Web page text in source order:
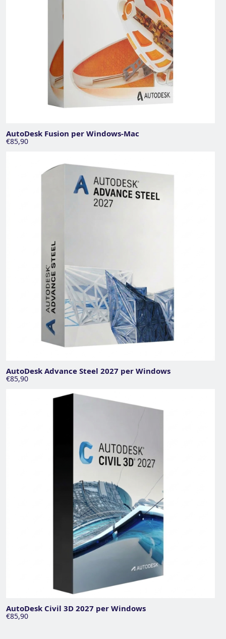
AutoDesk Fusion per Windows-Mac
€85,90
AutoDesk Advance Steel 2027 per Windows
€85,90
AutoDesk Civil 3D 2027 per Windows
€85,90